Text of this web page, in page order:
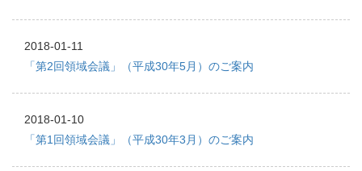
2018-01-11
「第2回領域会議」（平成30年5月）のご案内
2018-01-10
「第1回領域会議」（平成30年3月）のご案内